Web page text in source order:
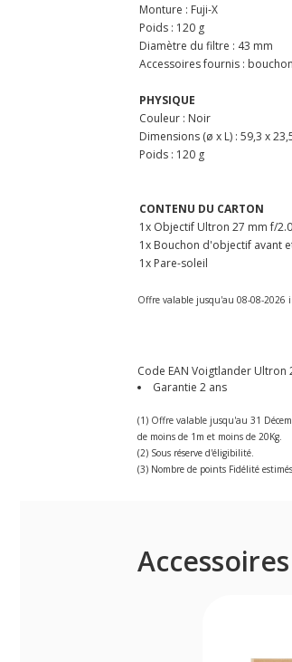
Monture : Fuji-X
Poids : 120 g
Diamètre du filtre : 43 mm
Accessoires fournis :
PHYSIQUE
Couleur : Noir
Dimensions (ø x L) : 59,3 x
Poids : 120 g
CONTENU DU CARTON
1x Objectif Ultron 27 mm f/2.0
1x Bouchon d'objectif avant
1x Pare-soleil
Offre valable jusqu'au 08-08-2026
Code EAN Voigtlander
Garantie 2 ans
(1) Offre valable jusqu'au 31
de moins de 1m et moins de 20Kg.
(2) Sous réserve d'éligibilité.
(3) Nombre de points Fidélité